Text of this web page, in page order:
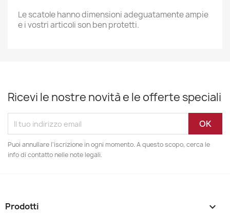
Le scatole hanno dimensioni adeguatamente ampie
e i vostri articoli son ben protetti.
Ricevi le nostre novità e le offerte speciali
Puoi annullare l'iscrizione in ogni momento. A questo scopo, cerca le
info di contatto nelle note legali.
Prodotti 